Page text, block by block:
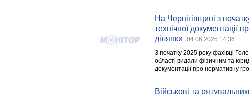
На Чернігівщині з
технічної документації
ділянки
04.06.2025 14:36
З початку 2025 року фахівці
області видали фізичним та
документації про нормативну
Військові та